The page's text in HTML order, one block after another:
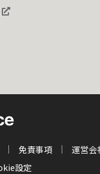
免責事項 運営会
設定